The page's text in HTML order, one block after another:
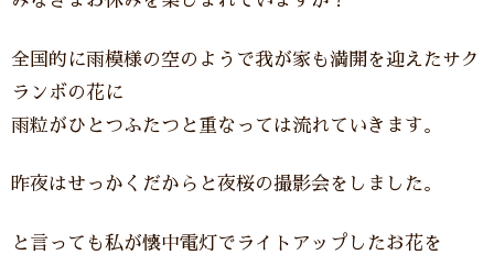
全国的に雨模様の空のようで我が家も満開を迎えたサク
ランボの花に
雨粒がひとつふたつと重なっては流れていきます。
昨夜はせっかくだからと夜桜の撮影会をしました。
と言っても私が懐中電灯でライトアップしたお花を